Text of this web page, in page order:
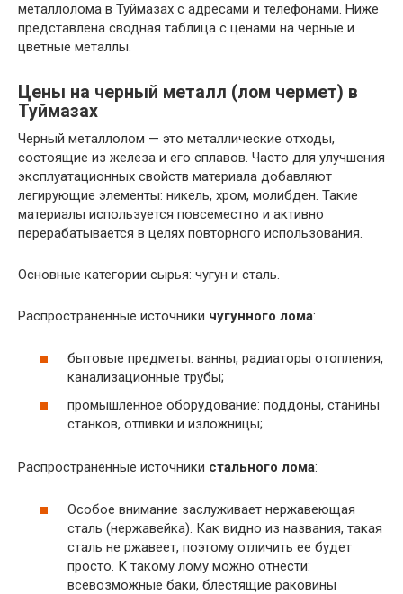
металлолома в Туймазах с адресами и телефонами. Ниже
представлена сводная таблица с ценами на черные и
цветные металлы.
Цены на черный металл (лом чермет) в
Туймазах
Черный металлолом — это металлические отходы,
состоящие из железа и его сплавов. Часто для улучшения
эксплуатационных свойств материала добавляют
легирующие элементы: никель, хром, молибден. Такие
материалы используется повсеместно и активно
перерабатывается в целях повторного использования.
Основные категории сырья: чугун и сталь.
Распространенные источники чугунного лома:
бытовые предметы: ванны, радиаторы отопления,
канализационные трубы;
промышленное оборудование: поддоны, станины
станков, отливки и изложницы;
Распространенные источники стального лома:
Особое внимание заслуживает нержавеющая
сталь (нержавейка). Как видно из названия, такая
сталь не ржавеет, поэтому отличить ее будет
просто. К такому лому можно отнести:
всевозможные баки, блестящие раковины